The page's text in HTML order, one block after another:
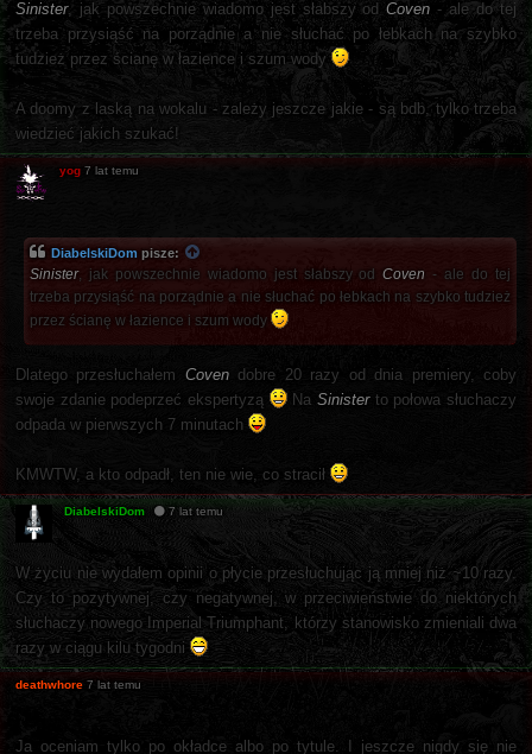
Sinister, jak powszechnie wiadomo jest słabszy odCoven - ale do tej
trzeba przysiąść na porządnie a nie słuchać po łebkach na szybko
tudzież przez ścianę w łazience i szum wody
A doomy z laską na wokalu - zależy jeszcze jakie - są bdb, tylko trzeba
wiedzieć jakich szukać!
yog 7 lat temu
DiabelskiDom pisze:
Sinister, jak powszechnie wiadomo jest słabszy odCoven - ale do tej
trzeba przysiąść na porządnie a nie słuchać po łebkach na szybko tudzież
przez ścianę w łazience i szum wody
Dlatego przesłuchałem Covendobre 20 razy od dnia premiery, coby
swoje zdanie podeprzeć ekspertyzą
NaSinisterto połowa słuchaczy
odpada w pierwszych 7 minutach
KMWTW, a kto odpadł, ten nie wie, co stracił
DiabelskiDom 7 lat temu
W życiu nie wydałem opinii o płycie przesłuchując ją mniej niż ~10 razy.
Czy to pozytywnej, czy negatywnej, w przeciwieństwie do niektórych
słuchaczy nowego Imperial Triumphant, którzy stanowisko zmieniali dwa
razy w ciągu kilu tygodni
deathwhore 7 lat temu
Ja oceniam tylko po okładce albo po tytule. I jeszcze nigdy się nie